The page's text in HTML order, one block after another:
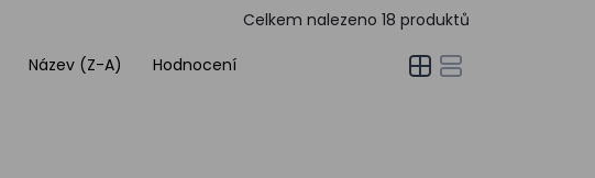
Celkem nalezeno 18 produktů
Název (Z-A) Hodnocení